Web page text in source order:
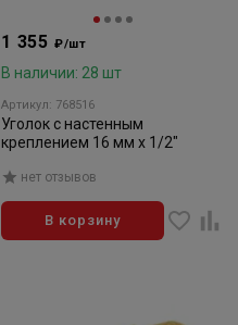
1 355 ₽/шт
В наличии: 28 шт
Артикул: 768516
Уголок с настенным
креплением 16 мм х 1/2"
нет отзывов
В корзину